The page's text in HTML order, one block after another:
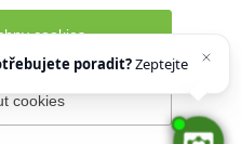
webu
cookies
cookies
poradit?Zeptejte se našeho